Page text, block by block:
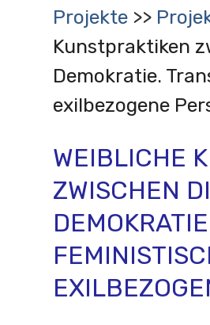
Projekte
Kunstpraktiken
Demokratie.
exilbezogene
WEIBLICHE
ZWISCHEN